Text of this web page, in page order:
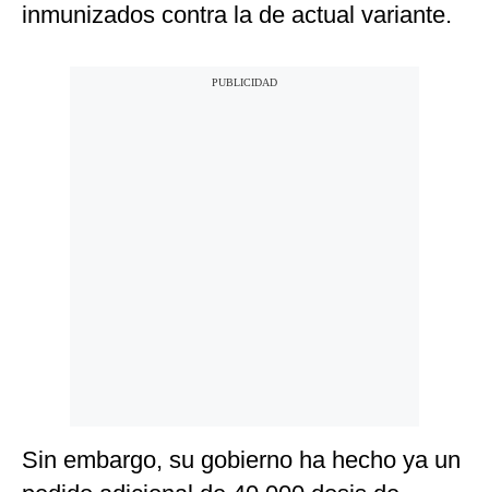
inmunizados contra la de actual variante.
Sin embargo, su gobierno ha hecho ya un